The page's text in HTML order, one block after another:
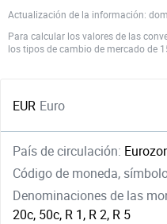
Actualización de la información:
Para calcular los valores de las
los tipos de cambio de mercado de
EUR Euro
País de circulación:
Código de moneda,
Denominaciones de las
20c, 50c, R 1, R 2, R 5